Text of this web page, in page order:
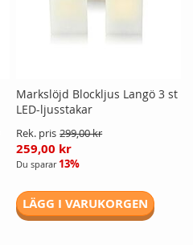
Markslöjd Blockljus Langö 3 st
LED-ljusstakar
Rek. pris 299,00 kr
259,00 kr
Du sparar 13%
LÄGG I VARUKORGEN